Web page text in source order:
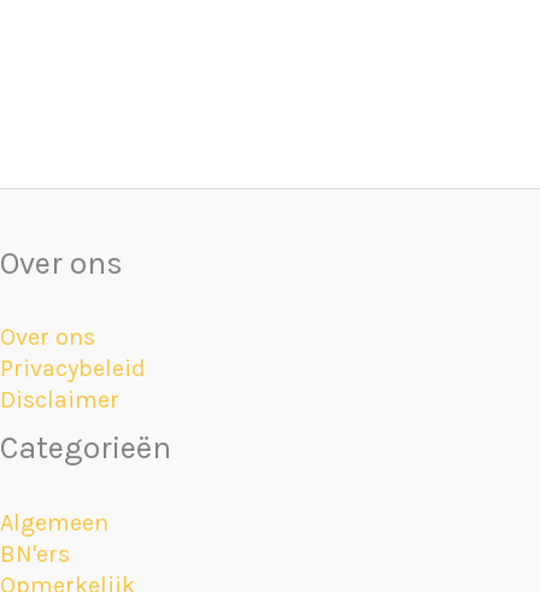
Over ons
Over ons
Privacybeleid
Disclaimer
Categorieën
Algemeen
BN'ers
Opmerkelijk